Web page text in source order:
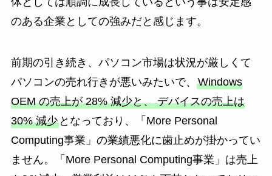
のある企業としての強みだと感じます。
前期の引き続き、パソコン市場は状況が厳しくて
パソコンの売れ行きが悪いみたいで、 Windows
OEM の売上が 28% 減少と、 デバイスの売上は
30% 減少となっており、「More Personal
Computing事業」の業績悪化に歯止めが掛かってい
ません。「More Personal Computing事業」は売上